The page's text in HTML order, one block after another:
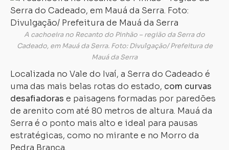
A cachoeira no Recanto do Pinhão – região da Serra do
Cadeado, em Mauá da Serra. Foto: Divulgação/ Prefeitura de
Mauá da Serra
Localizada no Vale do Ivaí, a Serra do Cadeado é
uma das mais belas rotas do estado, com curvas
desafiadoras e paisagens formadas por paredões
de arenito com até 80 metros de altura. Mauá da
Serra é o ponto mais alto e ideal para pausas
estratégicas, como no mirante e no Morro da
Pedra Branca.